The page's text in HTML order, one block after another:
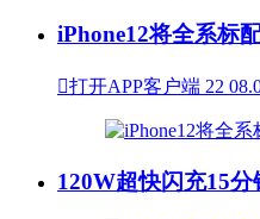
iPhone12将全系标
打开APP客户端 22
120W超快闪充15